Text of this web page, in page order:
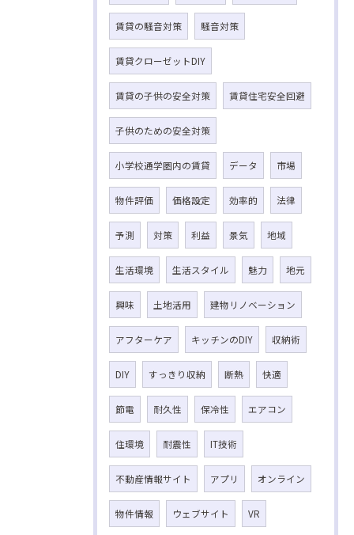
賃貸の騒音対策 騒音対策
賃貸クローゼットDIY
賃貸の子供の安全対策 賃貸住宅安全回避
子供のための安全対策
小学校通学圏内の賃貸 データ 市場
物件評価 価格設定 効率的 法律
予測 対策 利益 景気 地域
生活環境 生活スタイル 魅力 地元
興味 土地活用 建物リノベーション
アフターケア キッチンのDIY 収納術
DIY すっきり収納 断熱 快適
節電 耐久性 保冷性 エアコン
住環境 耐震性 IT技術
不動産情報サイト アプリ オンライン
物件情報 ウェブサイト VR